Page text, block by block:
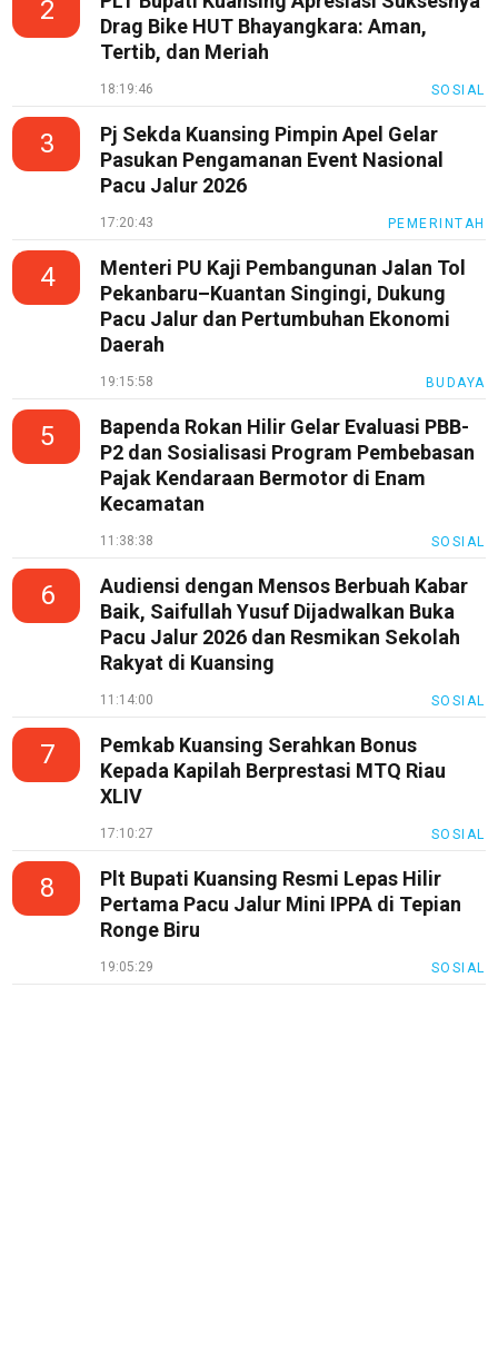
2
Drag Bike HUT Bhayangkara: Aman,
Tertib, dan Meriah
18:19:46 SOSIAL
3
Pj Sekda Kuansing Pimpin Apel Gelar
Pasukan Pengamanan Event Nasional
Pacu Jalur 2026
17:20:43 PEMERINTAH
4
Menteri PU Kaji Pembangunan Jalan Tol
Pekanbaru–Kuantan Singingi, Dukung
Pacu Jalur dan Pertumbuhan Ekonomi
Daerah
19:15:58 BUDAYA
5
Bapenda Rokan Hilir Gelar Evaluasi PBB-
P2 dan Sosialisasi Program Pembebasan
Pajak Kendaraan Bermotor di Enam
Kecamatan
11:38:38 SOSIAL
6
Audiensi dengan Mensos Berbuah Kabar
Baik, Saifullah Yusuf Dijadwalkan Buka
Pacu Jalur 2026 dan Resmikan Sekolah
Rakyat di Kuansing
11:14:00 SOSIAL
7
Pemkab Kuansing Serahkan Bonus
Kepada Kapilah Berprestasi MTQ Riau
XLIV
17:10:27 SOSIAL
8
Plt Bupati Kuansing Resmi Lepas Hilir
Pertama Pacu Jalur Mini IPPA di Tepian
Ronge Biru
19:05:29 SOSIAL
Trending
EduBudaya
EduStyle
Economy
Tekno
InfoKepri
KuansingTerkini
PotensiRohil
LabuhanBatu
Karir
Kode
Etik
Internal